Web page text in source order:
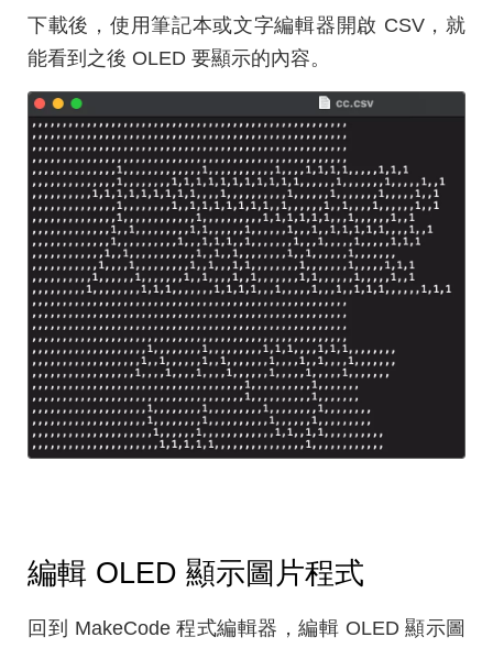
下載後，使用筆記本或文字編輯器開啟 CSV，就
能看到之後 OLED 要顯示的內容。
編輯 OLED 顯示圖片程式
回到 MakeCode 程式編輯器，編輯 OLED 顯示圖